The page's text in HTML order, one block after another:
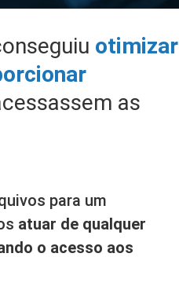
otimizar
as
para um
atuar de qualquer
o acesso aos